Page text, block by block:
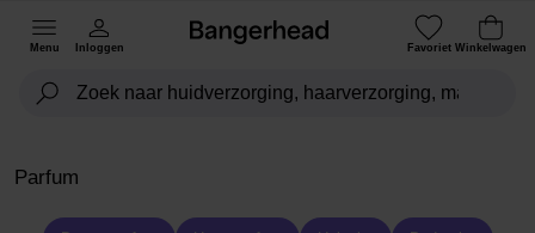
Menu Inloggen Favoriet Winkelwagen
Parfum